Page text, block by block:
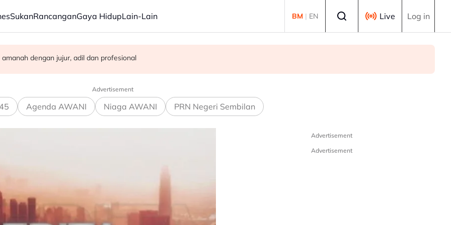
SukanRancanganGaya HidupLain-Lain BM | EN Live Log in
kes dadah tahun ini
dengan jujur, adil dan profesional
BN-PN pula berliku - Penganalisis
Advertisement
Agenda AWANI Niaga AWANI PRN Negeri Sembilan
Advertisement
Advertisement